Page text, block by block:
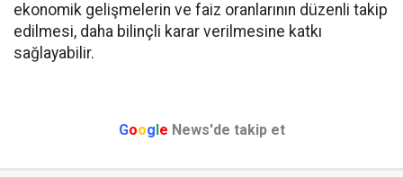
ekonomik gelişmelerin ve faiz oranlarının düzenli takip
edilmesi, daha bilinçli karar verilmesine katkı
sağlayabilir.
Google News'de takip et